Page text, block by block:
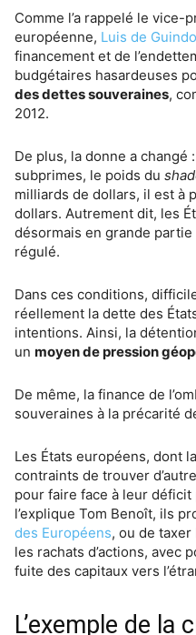
Comme l’a rappelé le vice-
européenne, Luis de Guindo
financement et de
budgétaires hasardeuses
des dettes souveraines,
2012.
De plus, la donne a changé
subprimes, le poids du
milliards de dollars, il est à
dollars. Autrement dit, les
désormais en grande
régulé.
Dans ces conditions,
réellement la dette des
intentions. Ainsi, la
un moyen de pression
De même, la finance de
souveraines à la précarité
Les États européens, dont
contraints de trouver
pour faire face à leur
l’explique Tom Benoît, ils
des Européens, ou de
les rachats d’actions, avec
fuite des capitaux vers
L’exemple de la